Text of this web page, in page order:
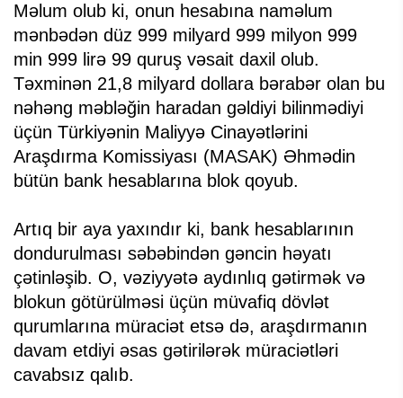
Məlum olub ki, onun hesabına naməlum
mənbədən düz 999 milyard 999 milyon 999
min 999 lirə 99 quruş vəsait daxil olub.
Təxminən 21,8 milyard dollara bərabər olan bu
nəhəng məbləğin haradan gəldiyi bilinmədiyi
üçün Türkiyənin Maliyyə Cinayətlərini
Araşdırma Komissiyası (MASAK) Əhmədin
bütün bank hesablarına blok qoyub.
Artıq bir aya yaxındır ki, bank hesablarının
dondurulması səbəbindən gəncin həyatı
çətinləşib. O, vəziyyətə aydınlıq gətirmək və
blokun götürülməsi üçün müvafiq dövlət
qurumlarına müraciət etsə də, araşdırmanın
davam etdiyi əsas gətirilərək müraciətləri
cavabsız qalıb.